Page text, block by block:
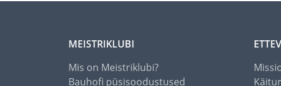
MEISTRIKLUBI
Mis on Meistriklubi?
Bauhofi püsisoodustused